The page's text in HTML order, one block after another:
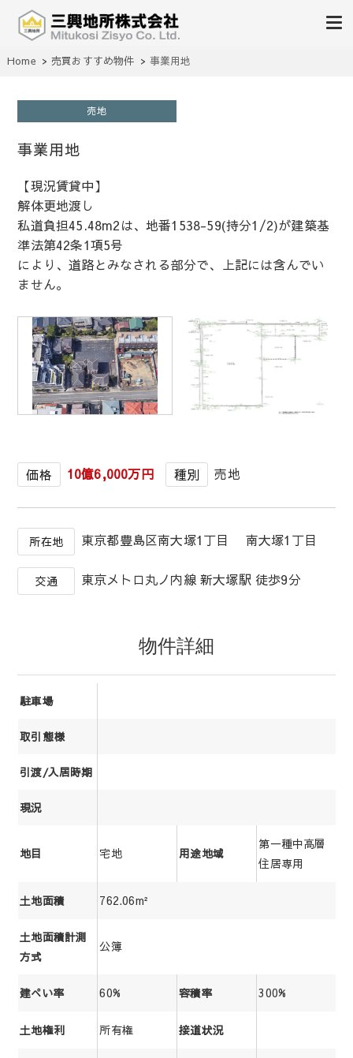
三興地所株式会社
不動産の売買、賃貸、仲介、管理
Home 売買おすすめ物件 事業用地
売地
事業用地
【現況賃貸中】
解体更地渡し
私道負担45.48m2は、地番1538-59(持分1/2)が建築基
準法第42条1項5号
により、道路とみなされる部分で、上記には含んでい
ません。
1/
価格 10億6,000万円 種別 売地
所在地 東京都豊島区南大塚1丁目 南大塚1丁目
交通 東京メトロ丸ノ内線 新大塚駅 徒歩9分
物件詳細
駐車場
取引態様
引渡/入居時期
現況
地目 宅地 用途地域
第一種中高層
住居専用
土地面積 762.06m²
土地面積計測
方式
公簿
建ぺい率 60% 容積率 300%
土地権利 所有権 接道状況